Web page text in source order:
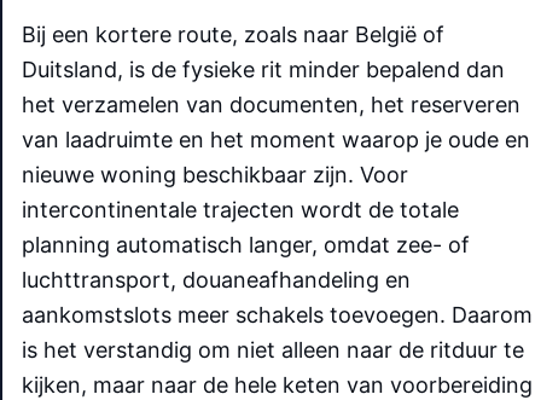
Bij een kortere route, zoals naar België of
Duitsland, is de fysieke rit minder bepalend dan
het verzamelen van documenten, het reserveren
van laadruimte en het moment waarop je oude en
nieuwe woning beschikbaar zijn. Voor
intercontinentale trajecten wordt de totale
planning automatisch langer, omdat zee- of
luchttransport, douaneafhandeling en
aankomstslots meer schakels toevoegen. Daarom
is het verstandig om niet alleen naar de ritduur te
kijken, maar naar de hele keten van voorbereiding